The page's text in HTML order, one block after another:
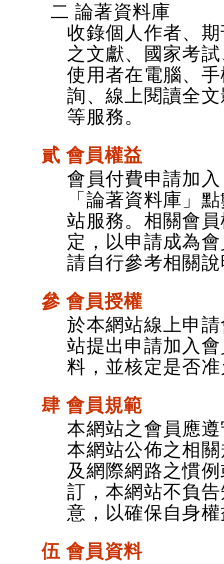
二 論著資料庫
收錄個人作者、
之文獻、國家考
使用者在電腦、
詢、線上閱讀全
等服務。
貳 會員權益
會員付費申請加
「論著資料庫」
站服務。相關會
定，以申請成為
請自行參考相關
參 會員授權
於本網站線上申
站提出申請加入
料，並核定是否
肆 會員規範
本網站之會員應
本網站公佈之相
及網際網路之慣
訂，本網站不負
意，以確保自身
伍 會員資料